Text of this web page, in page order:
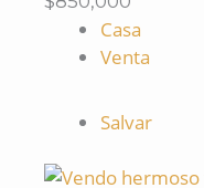
Casa
Venta
Salvar